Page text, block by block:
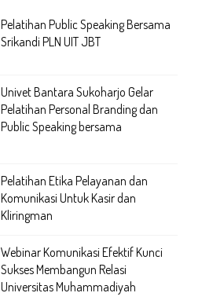
Pelatihan Public Speaking Bersama
Srikandi PLN UIT JBT
Univet Bantara Sukoharjo Gelar
Pelatihan Personal Branding dan
Public Speaking bersama
Pelatihan Etika Pelayanan dan
Komunikasi Untuk Kasir dan
Kliringman
Webinar Komunikasi Efektif Kunci
Sukses Membangun Relasi
Universitas Muhammadiyah